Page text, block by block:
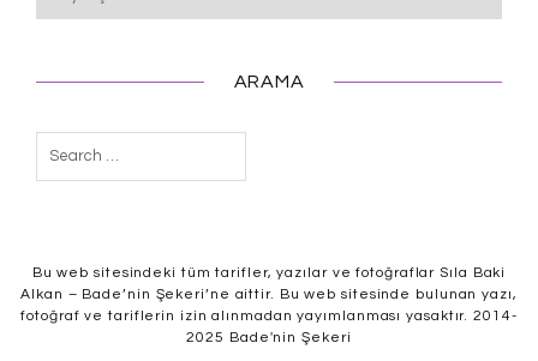
ARAMA
Arama:
Bu web sitesindeki tüm tarifler, yazılar ve fotoğraflar Sıla Baki
Alkan – Bade’nin Şekeri’ne aittir. Bu web sitesinde bulunan yazı,
fotoğraf ve tariflerin izin alınmadan yayımlanması yasaktır. 2014-
2025 Bade'nin Şekeri